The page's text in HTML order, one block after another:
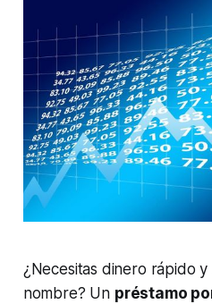
¿Necesitas dinero rápido
nombre? Un préstamo